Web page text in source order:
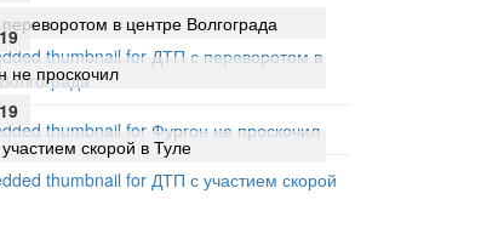
в центре Волгограда
не проскочил
скорой в Туле